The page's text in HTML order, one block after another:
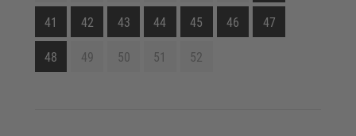
41 42 43 44 45 46 47
48 49 50 51 52